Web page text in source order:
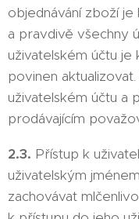
objednávání zboží
a pravdivě všechny
uživatelském účtu je
povinen
uživatelském účtu a
prodávajícím
2.3. Přístup k
uživatelským
zachovávat